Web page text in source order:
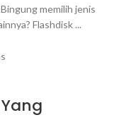
memilih jenis
Flashdisk ...